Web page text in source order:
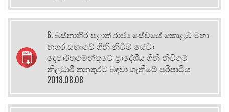
6. බස්නාහිර පළාත් රාජ්‍ය සේවයේ කොළඹ මහා
නගර සභාවේ ගිනි නිවීම් සේවා
දෙපාර්තමේන්තුවේ ප්‍රාදේශීය ගිනි නිවීමේ
නිලධාරී තනතුරට බඳවා ගැනීමේ පරිපාටිය
2018.08.08